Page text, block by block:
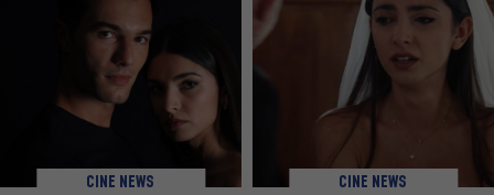
CINE NEWS CINE NEWS